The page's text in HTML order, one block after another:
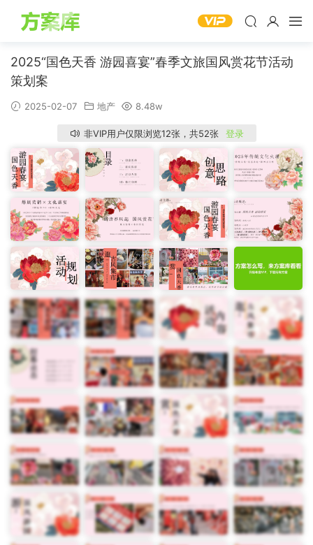
2025“国色天香 游园喜宴”春季文旅国风赏花节活动
策划案
2025-02-07 地产 8.48w
非VIP用户仅限浏览12张，共52张 登录